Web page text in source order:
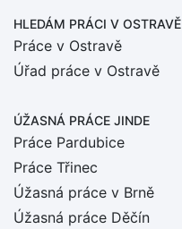
HLEDÁM PRÁCI V OSTRAVĚ
Práce v Ostravě
Úřad práce v Ostravě
ÚŽASNÁ PRÁCE JINDE
Práce Pardubice
Práce Třinec
Úžasná práce v Brně
Úžasná práce Děčín